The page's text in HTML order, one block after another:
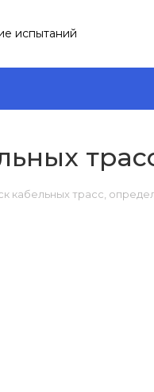
испытаний
кабельных трасс,